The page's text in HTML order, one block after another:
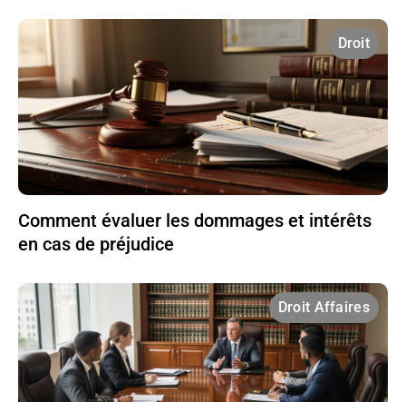
Droit
Comment évaluer les dommages et intérêts
en cas de préjudice
Droit Affaires